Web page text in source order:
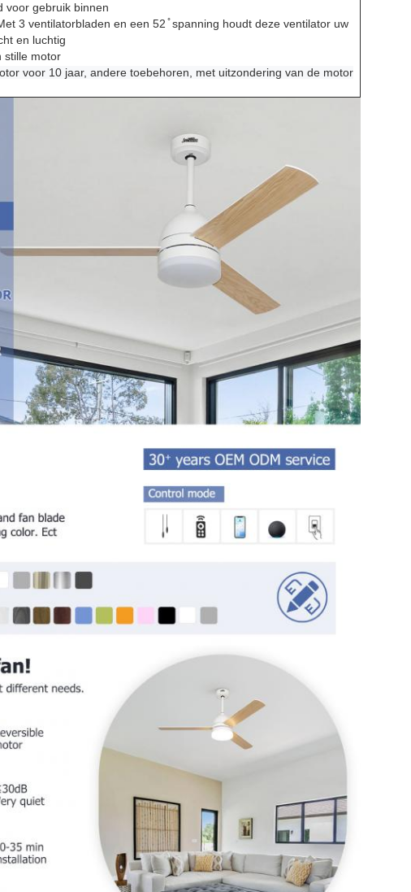
voor gebruik binnen
3 ventilatorbladen en een 52 ̊ spanning houdt deze ventilator uw
en luchtig
stille motor
voor 10 jaar, andere toebehoren, met uitzondering van de motor